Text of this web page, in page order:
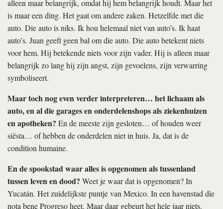
alleen maar belangrijk, omdat hij hem belangrijk houdt. Maar het
is maar een ding. Het gaat om andere zaken. Hetzelfde met die
auto. Die auto is niks. Ik hou helemaal niet van auto’s. Ik haat
auto’s. Juan geeft geen bal om die auto. Die auto betekent niets
voor hem. Hij betekende niets voor zijn vader. Hij is alleen maar
belangrijk zo lang hij zijn angst, zijn gevoelens, zijn verwarring
symboliseert.
Maar toch nog even verder interpreteren… het lichaam als
auto, en al die garages en onderdelenshops als ziekenhuizen
en apotheken? En de meeste zijn gesloten… of houden weer
siësta… of hebben de onderdelen niet in huis. Ja, dat is de
condition humaine.
En de spookstad waar alles is opgenomen als tussenland
tussen leven en dood? Weet je waar dat is opgenomen? In
Yucatán. Het zuidelijkste puntje van Mexico. In een havenstad die
nota bene Progreso heet. Maar daar gebeurt het hele jaar niets.